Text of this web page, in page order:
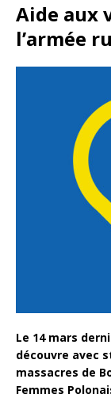
Aide aux
l’armée
Le 14 mars
découvre avec
massacres de
Femmes